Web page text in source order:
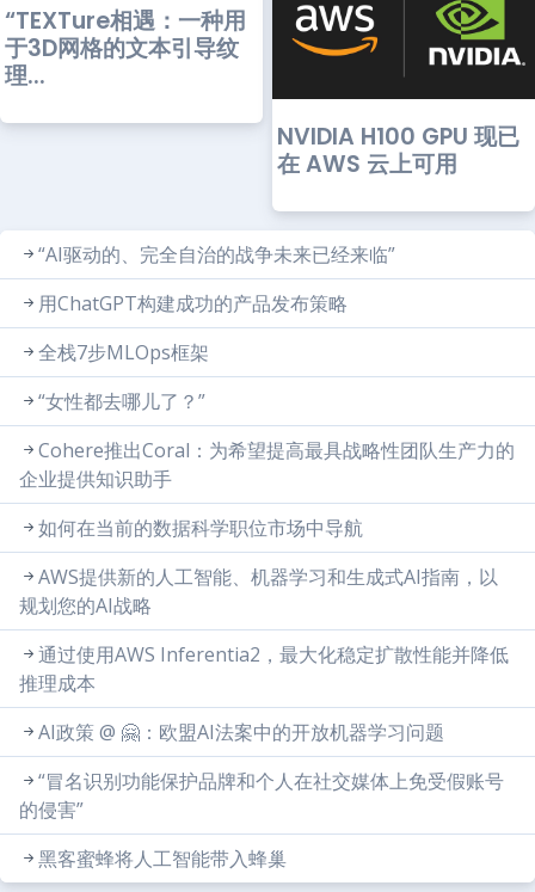
“TEXTure相遇：一种用
于3D网格的文本引导纹
理...
NVIDIA H100 GPU 现已
在 AWS 云上可用
“AI驱动的、完全自治的战争未来已经来临”
用ChatGPT构建成功的产品发布策略
全栈7步MLOps框架
“女性都去哪儿了？”
Cohere推出Coral：为希望提高最具战略性团队生产力的
企业提供知识助手
如何在当前的数据科学职位市场中导航
AWS提供新的人工智能、机器学习和生成式AI指南，以
规划您的AI战略
通过使用AWS Inferentia2，最大化稳定扩散性能并降低
推理成本
AI政策 @ 🤗：欧盟AI法案中的开放机器学习问题
“冒名识别功能保护品牌和个人在社交媒体上免受假账号
的侵害”
黑客蜜蜂将人工智能带入蜂巢